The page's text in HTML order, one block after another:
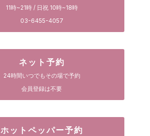
11時~21時 / 日祝 10時~18時
03-6455-4057
ネット予約
24時間いつでもその場で予約
会員登録は不要
ホットペッパー予約